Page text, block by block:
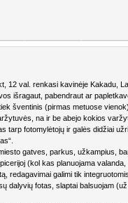
12 val. renkasi kavinėje Kakadu,
išragaut, pabendraut ar
šventinis (pirmas metuose
na ir be abejo kokios
tarp fotomylėtojų ir galės didžiai
gatves, parkus, užkampius,
(kol kas planuojama
redagavimai galimi tik
dalyvių fotas, slaptai balsuojam